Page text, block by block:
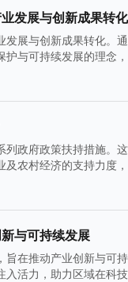
发展与创新成果转化
展与创新成果转化。
与可持续发展的理念
政府政策扶持措施。
农村经济的支持力度
与可持续发展
在推动产业创新与可
活力，助力区域在科